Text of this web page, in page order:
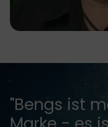
"Bengs ist